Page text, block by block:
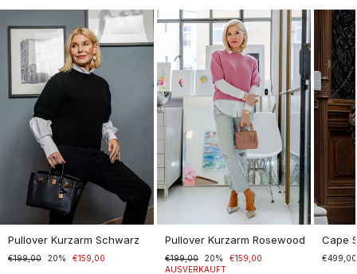
Pullover Kurzarm Schwarz
Normaler
€199,00
Sonderpreis20% €159,00
Pullover Kurzarm Rosewood
Normaler
Preis
€199,00
Sonderpreis20%
€159,00
AUSVERKAUFT
Cape
€499,00